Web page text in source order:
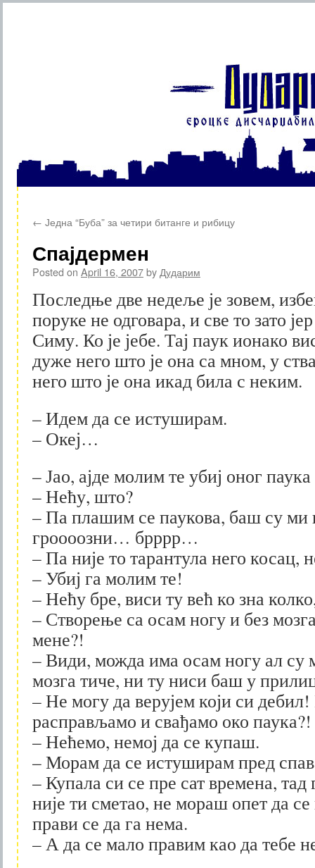
content
← Једна “Буба” за четири битанге и рибицу
Спајдермен
Posted on April 16, 2007by Дударим
Последње две недеље је зовем,
поруке не одговара, и све то зато
Симу. Ко је јебе. Тај паук ионако
дуже него што је она са мном, у
него што је она икад била с неким.
– Идем да се истуширам.
– Океј…
– Јао, ајде молим те убиј оног
– Нећу, што?
– Па плашим се паукова, баш су ми
гроооозни… брррр…
– Па није то тарантула него косац,
– Убиј га молим те!
– Нећу бре, виси ту већ ко зна
– Створење са осам ногу и без
мене?!
– Види, можда има осам ногу ал су
мозга тиче, ни ту ниси баш у
– Не могу да верујем који си
расправљамо и свађамо око паука?!
– Нећемо, немој да се купаш.
– Морам да се истуширам пред
– Купала си се пре сат времена,
није ти сметао, не мораш опет да
прави се да га нема.
– А да се мало правим као да тебе